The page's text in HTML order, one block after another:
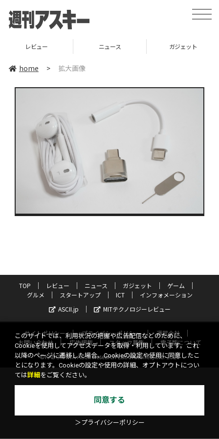
toggle
レビュー ニュース ガジェット
home > 拡大画像
TOP レビュー ニュース ガジェット
ゲーム
グルメ
スタートアップ ICT
インフォメーション
ASCII.jp
MITテクノロジーレビュー
サイトポリシー プライバシーポリシー
運営会社
お問い合わせ
広告掲載 スタッフ募集
電子版について
©KADOKAWA ASCII Research Laboratories, Inc. 2026
このサイトでは、利用状況の把握や広告配信などのために、
Cookieを使用してアクセスデータを取得・利用しています。これ
以降のページに遷移した場合、Cookieの設定や使用に同意したこ
とになります。Cookieの設定や使用の詳細、オプトアウトについ
ては詳細 をご覧ください。
同意する
＞プライバシーポリシー